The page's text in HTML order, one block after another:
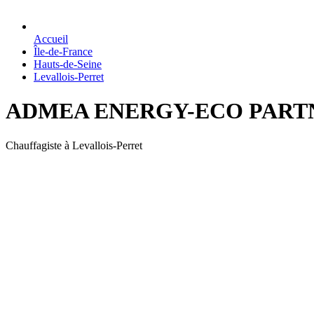
Accueil
Île-de-France
Hauts-de-Seine
Levallois-Perret
ADMEA ENERGY-ECO
Chauffagiste à Levallois-Perret